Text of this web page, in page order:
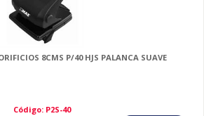
8CMS P/40 HJS PALANCA SUAVE
Código: P2S-40